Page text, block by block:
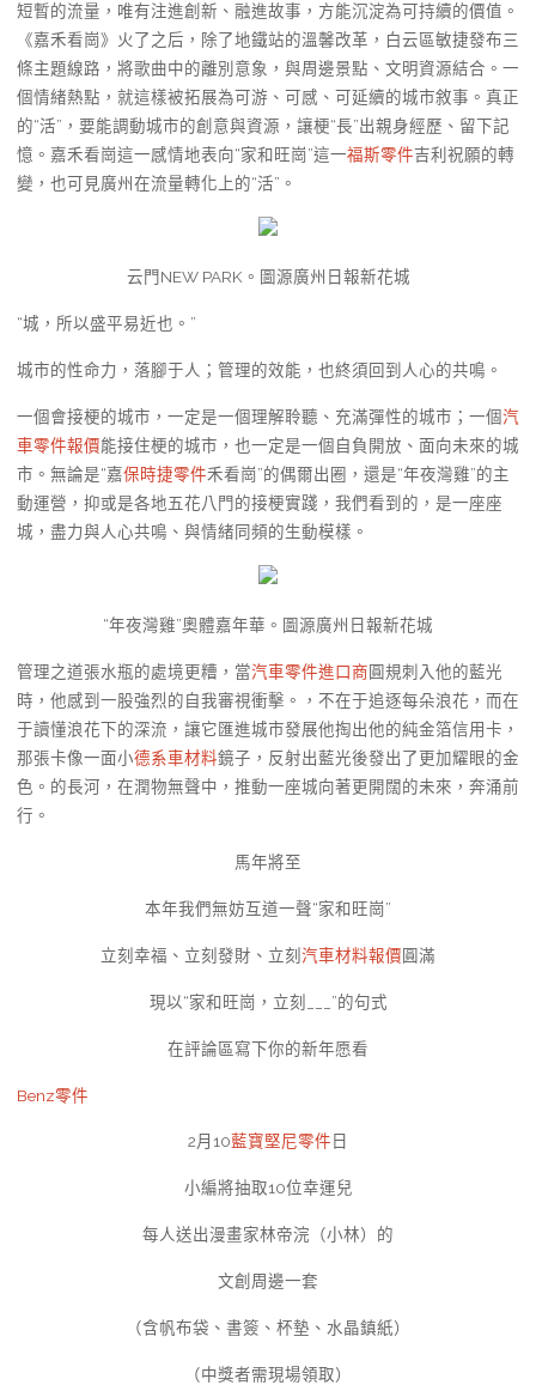
短暫的流量，唯有注進創新、融進故事，方能沉淀為可持續的價值。
《嘉禾看崗》火了之后，除了地鐵站的溫馨改革，白云區敏捷發布三
條主題線路，將歌曲中的離別意象，與周邊景點、文明資源結合。一
個情緒熱點，就這樣被拓展為可游、可感、可延續的城市敘事。真正
的“活”，要能調動城市的創意與資源，讓梗“長”出親身經歷、留下記
憶。嘉禾看崗這一感情地表向“家和旺崗”這一福斯零件吉利祝願的轉
變，也可見廣州在流量轉化上的“活”。
云門NEW PARK。圖源廣州日報新花城
“城，所以盛平易近也。”
城市的性命力，落腳于人；管理的效能，也終須回到人心的共鳴。
一個會接梗的城市，一定是一個理解聆聽、充滿彈性的城市；一個汽
車零件報價能接住梗的城市，也一定是一個自負開放、面向未來的城
市。無論是“嘉保時捷零件禾看崗”的偶爾出圈，還是“年夜灣雞”的主
動運營，抑或是各地五花八門的接梗實踐，我們看到的，是一座座
城，盡力與人心共鳴、與情緒同頻的生動模樣。
“年夜灣雞”奧體嘉年華。圖源廣州日報新花城
管理之道張水瓶的處境更糟，當汽車零件進口商圓規刺入他的藍光
時，他感到一股強烈的自我審視衝擊。，不在于追逐每朵浪花，而在
于讀懂浪花下的深流，讓它匯進城市發展他掏出他的純金箔信用卡，
那張卡像一面小德系車材料鏡子，反射出藍光後發出了更加耀眼的金
色。的長河，在潤物無聲中，推動一座城向著更開闊的未來，奔涌前
行。
馬年將至
本年我們無妨互道一聲“家和旺崗”
立刻幸福、立刻發財、立刻 汽車材料報價圓滿
現以“家和旺崗，立刻___”的句式
在評論區寫下你的新年愿看
Benz零件
2月10藍寶堅尼零件日
小編將抽取10位幸運兒
每人送出漫畫家林帝浣（小林）的
文創周邊一套
（含帆布袋、書簽、杯墊、水晶鎮紙）
（中獎者需現場領取）